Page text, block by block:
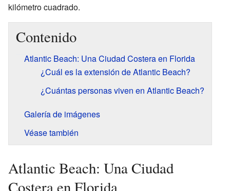
kilómetro cuadrado.
Contenido
Atlantic Beach: Una Ciudad Costera en Florida
¿Cuál es la extensión de Atlantic Beach?
¿Cuántas personas viven en Atlantic Beach?
Galería de imágenes
Véase también
Atlantic Beach: Una Ciudad
Costera en Florida